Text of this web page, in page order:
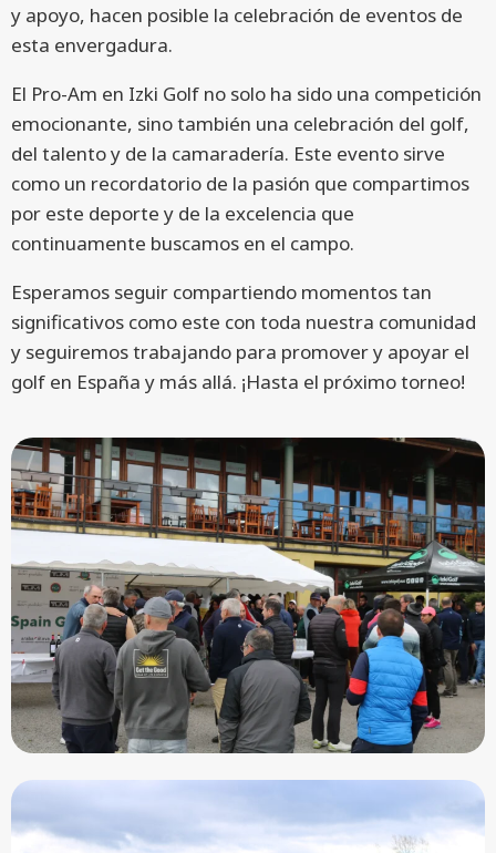
y apoyo, hacen posible la celebración de eventos de
esta envergadura.
El Pro-Am en Izki Golf no solo ha sido una competición
emocionante, sino también una celebración del golf,
del talento y de la camaradería. Este evento sirve
como un recordatorio de la pasión que compartimos
por este deporte y de la excelencia que
continuamente buscamos en el campo.
Esperamos seguir compartiendo momentos tan
significativos como este con toda nuestra comunidad
y seguiremos trabajando para promover y apoyar el
golf en España y más allá. ¡Hasta el próximo torneo!